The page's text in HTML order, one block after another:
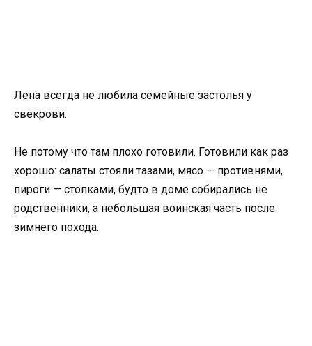
Лена всегда не любила семейные застолья у
свекрови.
Не потому что там плохо готовили. Готовили как раз
хорошо: салаты стояли тазами, мясо — противнями,
пироги — стопками, будто в доме собирались не
родственники, а небольшая воинская часть после
зимнего похода.